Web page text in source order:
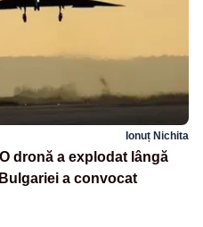
Ionuț Nichita
dronă a explodat lângă
a convocat